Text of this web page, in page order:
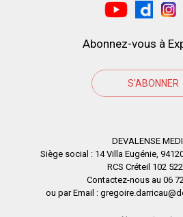
Abonnez-vous à
S'ABONNER
DEVALENSE
Siège social : 14 Villa Eugénie,
RCS Créteil 102
Contactez-nous au 06
ou par Email :